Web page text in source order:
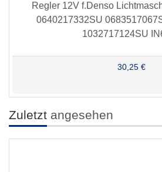
Regler 12V f.Denso
0640217332SU
1032717124SU
30,25 €
Zuletzt angesehen